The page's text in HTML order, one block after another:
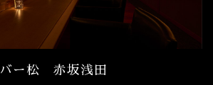
バー松 赤坂浅田